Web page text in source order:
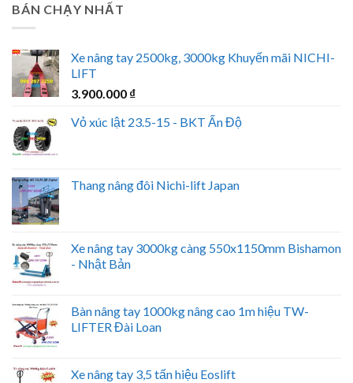
BÁN CHẠY NHẤT
Xe nâng tay 2500kg, 3000kg Khuyến mãi NICHI-
LIFT
3.900.000 ₫
Vỏ xúc lật 23.5-15 - BKT Ấn Độ
Thang nâng đôi Nichi-lift Japan
Xe nâng tay 3000kg càng 550x1150mm Bishamon
- Nhật Bản
Bàn nâng tay 1000kg nâng cao 1m hiệu TW-
LIFTER Đài Loan
Xe nâng tay 3,5 tấn hiệu Eoslift